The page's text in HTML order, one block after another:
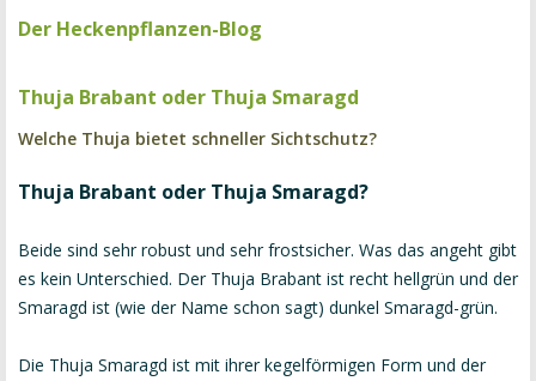
Der Heckenpflanzen-Blog
Thuja Brabant oder Thuja Smaragd
Welche Thuja bietet schneller Sichtschutz?
Thuja Brabant oder Thuja Smaragd?
Beide sind sehr robust und sehr frostsicher. Was das angeht gibt
es kein Unterschied. Der Thuja Brabant ist recht hellgrün und der
Smaragd ist (wie der Name schon sagt) dunkel Smaragd-grün.
Die Thuja Smaragd ist mit ihrer kegelförmigen Form und der